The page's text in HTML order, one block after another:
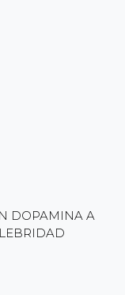
DOPAMINA A